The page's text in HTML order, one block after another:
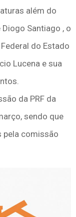
além do
Santiago , o
do Estado
Lucena e sua
da PRF da
sendo que
pela comissão